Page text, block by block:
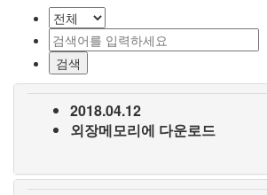
2018.04.12
외장메모리에 다운로드